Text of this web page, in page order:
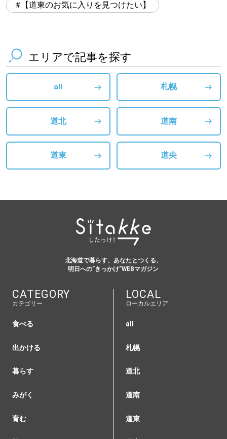
【道東のお気に入りを見つけたい】
エリアで記事を探す
all 札幌
道北 道南
道東 道央
北海道で暮らす、あなたとつくる、
明日への”きっかけ”WEBマガジン
CATEGORY
カテゴリー
食べる
出かける
暮らす
みがく
育む
LOCAL
ローカルエリア
all
札幌
道北
道南
道東